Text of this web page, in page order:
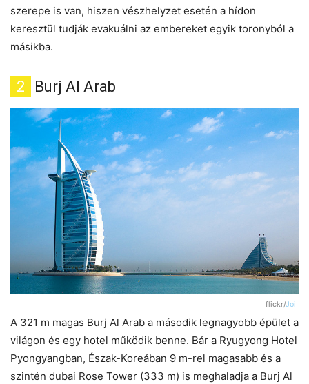
szerepe is van, hiszen vészhelyzet esetén a hídon
keresztül tudják evakuálni az embereket egyik toronyból a
másikba.
2 Burj Al Arab
flickr/Joi
A 321 m magas Burj Al Arab a második legnagyobb épület a
világon és egy hotel működik benne. Bár a Ryugyong Hotel
Pyongyangban, Észak-Koreában 9 m-rel magasabb és a
szintén dubai Rose Tower (333 m) is meghaladja a Burj Al